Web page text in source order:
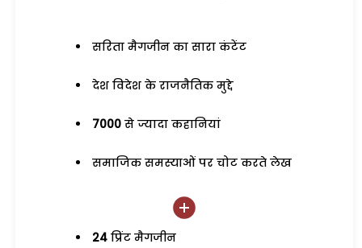
सरिता मैगजीन का सारा कंटेंट
देश विदेश के राजनैतिक मुद्दे
7000 से ज्यादा कहानियां
समाजिक समस्याओं पर चोट करते लेख
24 प्रिंट मैगजीन